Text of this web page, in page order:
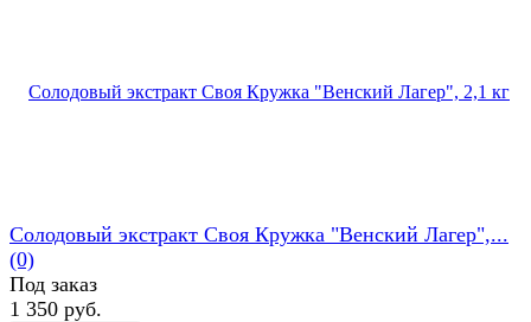
Солодовый экстракт Своя Кружка "Венский Лагер",...
(0)
Под заказ
1 350 руб.